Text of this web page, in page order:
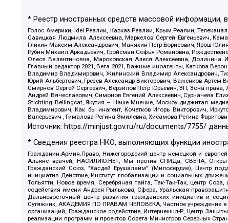
* Реестр иностранных средств массовой информации,
Голос Америки, Idel.Реалии, Кавказ.Реалии, Крым.Реалии,
Савицкая Людмила Алексеевна, Маркелов Сергей Евгеньевич,
Гликин Максим Александрович, Маняхин Петр Борисович, Ярош
Рубин Михаил Аркадьевич, Гройсман Софья Романовна,
Олеся Валентиновна, Мароховская Алеся Алексеевна,
Главный редактор 2021, Вега 2021, Важные иноагенты, Каткова
Владимир Владимирович, Жилинский Владимир Александрович,
Юрий Альбертович, Грезев Александр Викторович, Важенков
Смирнов Сергей Сергеевич, Верзилов Петр Юрьевич, ЗП, Зона
Андрей Вячеславович, Симонов Евгений Алексеевич, Сурначева
Stichting Bellingcat, Якутия – Наше Мнение, Москоу диджитал
Владимирович, Как бы инагент, Кочетков Игорь Викторович,
Валерьевич , Гималова Регина Эмилевна, Хисамова Регина
Источник: https://minjust.gov.ru/ru/documents/7755/
* Сведения реестра НКО, выполняющих функции
Гражданин.Армия.Право, Нижегородский центр немецкой и
Альянс врачей, НАСИЛИЮ.НЕТ, Мы против СПИДа, СВЕЧА,
Гражданский Союз, "Хасдей Ерушалаим" (Милосердие), Центр
инициатив Действие, Институт глобализации и социальных
Тольятти, Новое время, Серебряная тайга, Так-Так-Так, центр
содействия имени Андрея Рылькова, Сфера, Уральская
Дальневосточный центр развития гражданских инициатив и
Сутяжник, АКАДЕМИЯ ПО ПРАВАМ ЧЕЛОВЕКА, Частное учреждение в
организаций, Гражданское содействие, Интернешнл-Р, Центр
реализации программ и проектов Совета Министров Северных